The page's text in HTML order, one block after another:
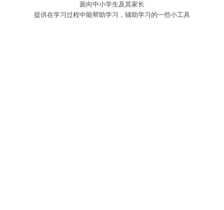
面向中小学生及其家长
提供在学习过程中能帮助学习，辅助学习的一些小工具